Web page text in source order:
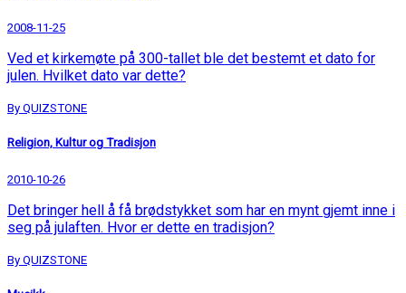
2008-11-25
Ved et kirkemøte på 300-tallet ble det bestemt et dato for
julen. Hvilket dato var dette?
By QUIZSTONE
Religion, Kultur og Tradisjon
2010-10-26
Det bringer hell å få brødstykket som har en mynt gjemt inne i
seg på julaften. Hvor er dette en tradisjon?
By QUIZSTONE